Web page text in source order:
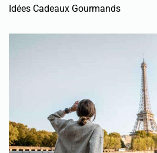
Idées Cadeaux Gourmands